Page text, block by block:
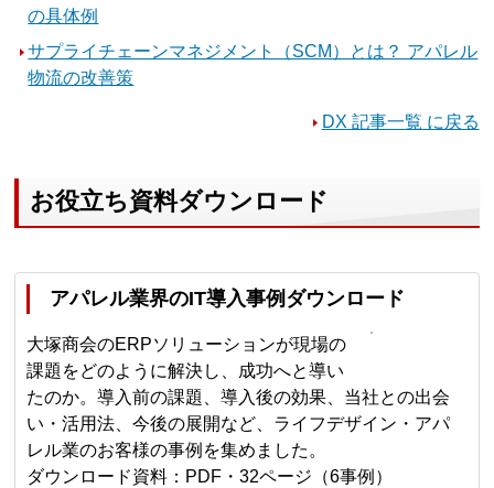
の具体例
サプライチェーンマネジメント（SCM）とは？ アパレル
物流の改善策
DX 記事一覧 に戻る
お役立ち資料ダウンロード
アパレル業界のIT導入事例ダウンロード
大塚商会のERPソリューションが現場の
課題をどのように解決し、成功へと導い
たのか。導入前の課題、導入後の効果、当社との出会
い・活用法、今後の展開など、ライフデザイン・アパ
レル業のお客様の事例を集めました。
ダウンロード資料：PDF・32ページ（6事例）